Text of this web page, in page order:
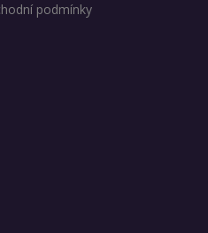
podmínky